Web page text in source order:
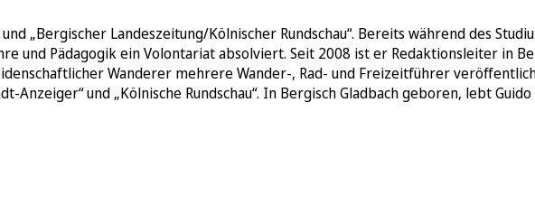
„Bergischer Landeszeitung/Kölnischer Rundschau“. Bereits während des
und Pädagogik ein Volontariat absolviert. Seit 2008 ist er Redaktionsleiter in
Wanderer mehrere Wander-, Rad- und Freizeitführer
Anzeiger“ und „Kölnische Rundschau“. In Bergisch Gladbach geboren, lebt